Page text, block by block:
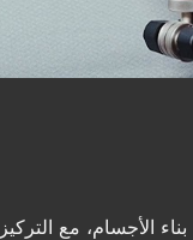
الأجسام، مع